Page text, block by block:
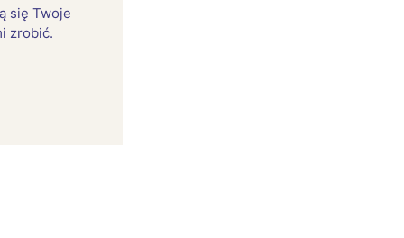
się Twoje
zrobić.